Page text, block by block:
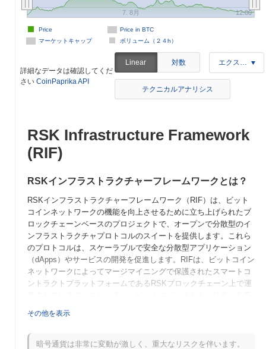
Price in BTC
マーケットキャップ
ボリューム（２４h）
Price
7. 8月 12:00
詳細なデータは確認してくだ
さい CoinPaprika API
Linear 対数 エクスポート
テクニカルアナリシス
RSK Infrastructure Framework
(RIF)
RSKインフラストラクチャーフレームワークとは？
RSKインフラストラクチャーフレームワーク（RIF）は、ビット
コインネットワークの機能を向上させるために立ち上げられたブ
ロックチェーンベースのプロジェクトで、オープンで分散型のイ
ンフラストラクチャプロトコルのスイートを提供します。これら
のプロトコルは、スケーラブルで安全な分散型アプリケーション
（dApps）やサービスの開発を促進します。RIFは、ビットコイン
ネットワークによってマージマイニングで保護されたスマートコ
ントラクトプラットフォームであるRSKブロックチェーン上で運
きます。 ネイティブトークンであるRIFは、サービスの支払い、
ガバナンス、さまざまなネットワーク機能へのアクセスなど、エ
コシステム内で複数の役割を果たします。RIFのユーティリティ
その他を表示
暗号通貨は非常に変動が激しく、重大なリスクを伴います。